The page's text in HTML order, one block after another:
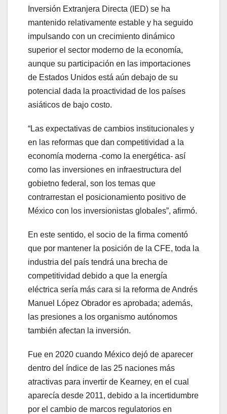
Inversión Extranjera Directa (IED) se ha
mantenido relativamente estable y ha seguido
impulsando con un crecimiento dinámico
superior el sector moderno de la economía,
aunque su participación en las importaciones
de Estados Unidos está aún debajo de su
potencial dada la proactividad de los países
asiáticos de bajo costo.
“Las expectativas de cambios institucionales y
en las reformas que dan competitividad a la
economía moderna -como la energética- así
como las inversiones en infraestructura del
gobietno federal, son los temas que
contrarrestan el posicionamiento positivo de
México con los inversionistas globales”, afirmó.
En este sentido, el socio de la firma comentó
que por mantener la posición de la CFE, toda la
industria del país tendrá una brecha de
competitividad debido a que la energía
eléctrica sería más cara si la reforma de Andrés
Manuel López Obrador es aprobada; además,
las presiones a los organismo autónomos
también afectan la inversión.
Fue en 2020 cuando México dejó de aparecer
dentro del índice de las 25 naciones más
atractivas para invertir de Kearney, en el cual
aparecía desde 2011, debido a la incertidumbre
por el cambio de marcos regulatorios en